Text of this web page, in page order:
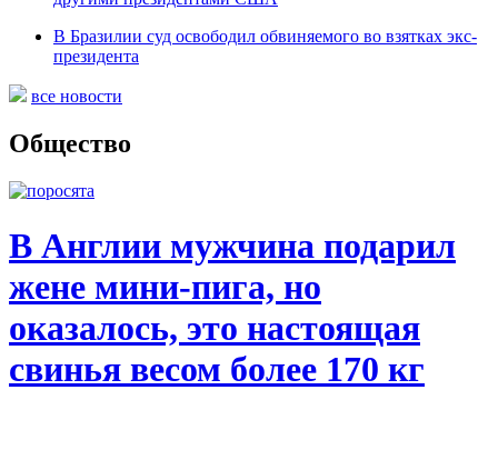
В Бразилии суд освободил обвиняемого во взятках экс-
президента
все новости
Общество
В Англии мужчина подарил
жене мини-пига, но
оказалось, это настоящая
свинья весом более 170 кг